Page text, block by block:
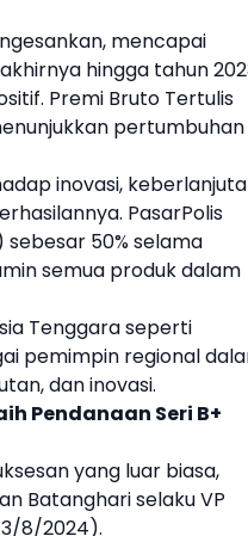
mencapai
hingga tahun
Premi Bruto Tertulis
pertumbuhan
inovasi,
PasarPolis
50% selama
semua produk dalam
Tenggaraseperti
pemimpin regional
dan inovasi.
Pendanaan Seri B+
yang luar biasa,
Batanghari selaku VP
8/2024).